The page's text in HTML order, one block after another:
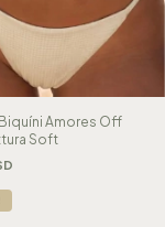
Amores Off
Soft